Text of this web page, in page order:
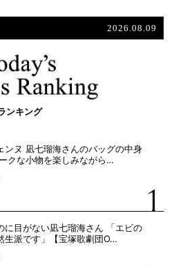
2026.08.09
ンキング
ンヌ 凪七瑠海さんのバッグの中身
クな小物を楽しみながら…
に目がない凪七瑠海さん 「エビの
生派です」【宝塚歌劇団O…